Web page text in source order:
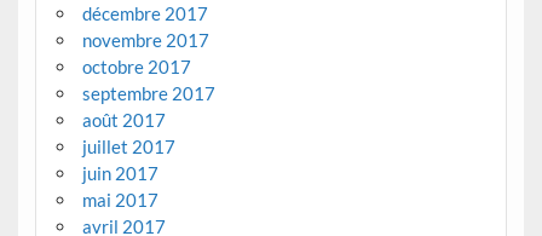
décembre 2017
novembre 2017
octobre 2017
septembre 2017
août 2017
juillet 2017
juin 2017
mai 2017
avril 2017